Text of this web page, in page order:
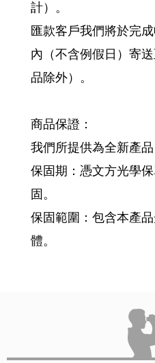
計）。
匯款客戶我們將於完
內（不含例假日）寄
品除外）。
商品保證：
我們所提供為全新產
保固期：憑文方光學
固。
保固範圍：包含本產
體。